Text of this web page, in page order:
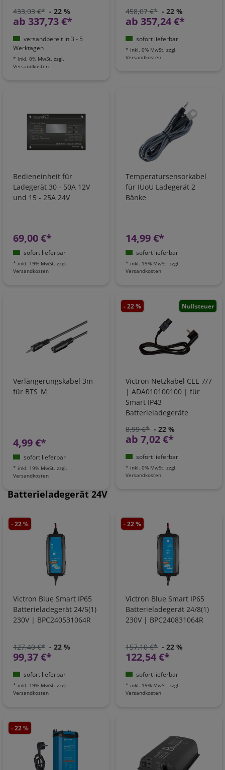
433,03 €* - 22 %
ab 337,73 €*
versandbereit in 3 - 5
Werktagen
* inkl. 0% MwSt. zzgl.
Versandkosten
458,07 €* - 22 %
ab 357,24 €*
sofort lieferbar
* inkl. 0% MwSt. zzgl.
Versandkosten
Bedieneinheit für
Ladegerät 30 - 50A 12V
und 15 - 25A 24V
69,00 €*
sofort lieferbar
* inkl. 19% MwSt. zzgl.
Versandkosten
Temperatursensorkabel
für IUoU Ladegerät 2
Bänke
14,99 €*
sofort lieferbar
* inkl. 19% MwSt. zzgl.
Versandkosten
Verlängerungskabel 3m
für BTS_M
4,99 €*
sofort lieferbar
* inkl. 19% MwSt. zzgl.
Versandkosten
- 22 % Nullsteuer
Victron Netzkabel CEE 7/7
| ADA010100100 | für
Smart IP43
Batterieladegeräte
8,99 €* - 22 %
ab 7,02 €*
sofort lieferbar
* inkl. 0% MwSt. zzgl.
Versandkosten
Batterieladegerät 24V
- 22 %
Victron Blue Smart IP65
Batterieladegerät 24/5(1)
230V | BPC240531064R
127,40 €* - 22 %
99,37 €*
sofort lieferbar
* inkl. 19% MwSt. zzgl.
Versandkosten
- 22 %
Victron Blue Smart IP65
Batterieladegerät 24/8(1)
230V | BPC240831064R
157,10 €* - 22 %
122,54 €*
sofort lieferbar
* inkl. 19% MwSt. zzgl.
Versandkosten
- 22 %